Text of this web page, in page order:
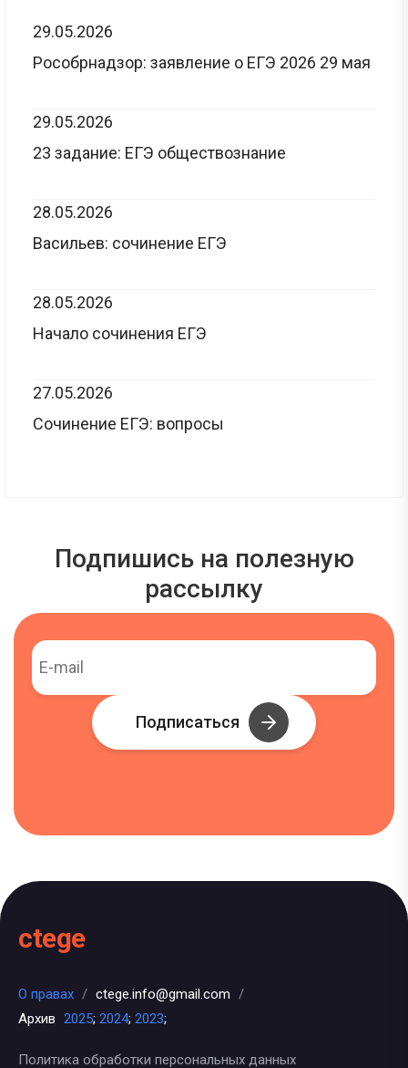
29.05.2026
Рособрнадзор: заявление о ЕГЭ 2026 29 мая
29.05.2026
23 задание: ЕГЭ обществознание
28.05.2026
Васильев: сочинение ЕГЭ
28.05.2026
Начало сочинения ЕГЭ
27.05.2026
Сочинение ЕГЭ: вопросы
Подпишись на полезную
рассылку
Подписаться
ctege
О правах / ctege.info@gmail.com /
Архив 2025; 2024; 2023;
Политика обработки персональных данных